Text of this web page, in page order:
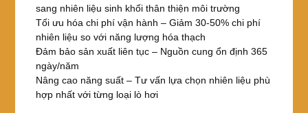
sang nhiên liệu sinh khối thân thiện môi trường
Tối ưu hóa chi phí vận hành – Giảm 30-50% chi phí
nhiên liệu so với năng lượng hóa thạch
Đảm bảo sản xuất liên tục – Nguồn cung ổn định 365
ngày/năm
Nâng cao năng suất – Tư vấn lựa chọn nhiên liệu phù
hợp nhất với từng loại lò hơi